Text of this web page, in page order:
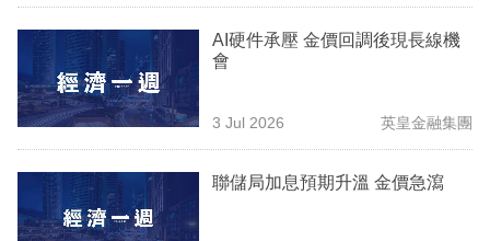
時
事
欄
訂
AI硬件承壓 金價回調後現長線機
會
3 Jul 2026 英皇金融集團
聯儲局加息預期升溫 金價急瀉